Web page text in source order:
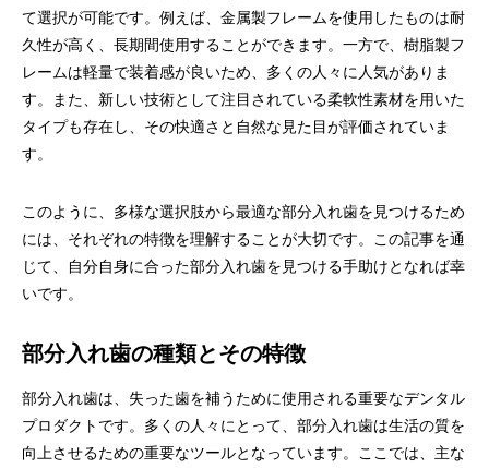
て選択が可能です。例えば、金属製フレームを使用したものは耐
久性が高く、長期間使用することができます。一方で、樹脂製フ
レームは軽量で装着感が良いため、多くの人々に人気がありま
す。また、新しい技術として注目されている柔軟性素材を用いた
タイプも存在し、その快適さと自然な見た目が評価されていま
す。
このように、多様な選択肢から最適な部分入れ歯を見つけるため
には、それぞれの特徴を理解することが大切です。この記事を通
じて、自分自身に合った部分入れ歯を見つける手助けとなれば幸
いです。
部分入れ歯の種類とその特徴
部分入れ歯は、失った歯を補うために使用される重要なデンタル
プロダクトです。多くの人々にとって、部分入れ歯は生活の質を
向上させるための重要なツールとなっています。ここでは、主な